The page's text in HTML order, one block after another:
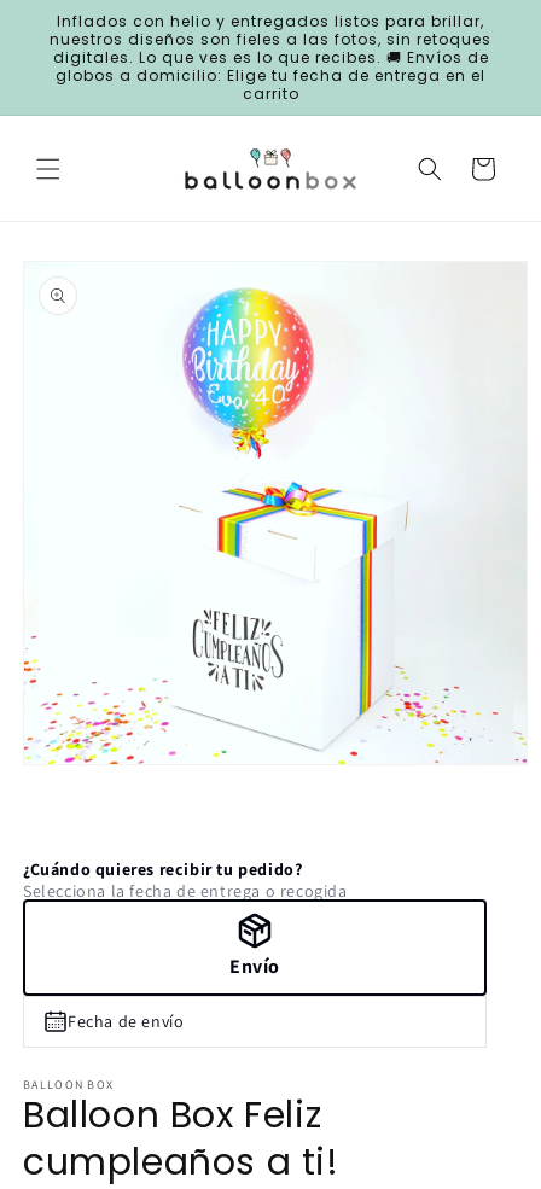
directamente
al contenido
Inflados con helio y entregados listos para brillar,
nuestros diseños son fieles a las fotos, sin retoques
digitales. Lo que ves es lo que recibes. 🚚 Envíos de
globos a domicilio: Elige tu fecha de entrega en el
carrito
Carrito
a la
información
una
ventana
modal
¿Cuándo quieres recibir tu pedido?
Selecciona la fecha de entrega o recogida
Envío
Fecha de envío
BALLOON BOX
Balloon Box Feliz
cumpleaños a ti!